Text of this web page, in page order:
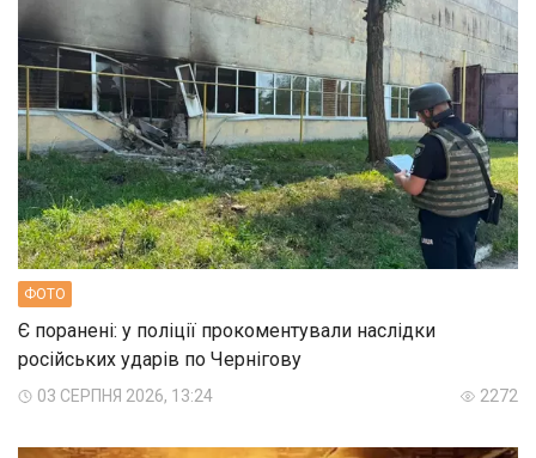
ФОТО
Є поранені: у поліції прокоментували наслідки
російських ударів по Чернігову
03 СЕРПНЯ 2026, 13:24 2272